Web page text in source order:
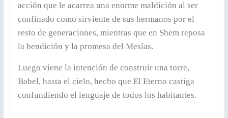
acción que le acarrea una enorme maldición al ser
confinado como sirviente de sus hermanos por el
resto de generaciones, mientras que en Shem reposa
la bendición y la promesa del Mesías.
Luego viene la intención de construir una torre,
Babel, hasta el cielo, hecho que El Eterno castiga
confundiendo el lenguaje de todos los habitantes.